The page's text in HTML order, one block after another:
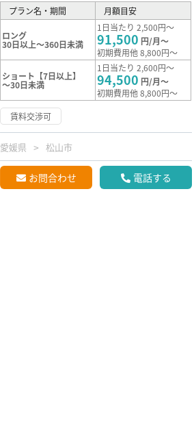
プラン名・期間 月額目安
ロング
30日以上～360日未満
1日当たり 2,500円～
91,500 円/月～
初期費用他 8,800円～
ショート【7日以上】
～30日未満
1日当たり 2,600円～
94,500 円/月～
初期費用他 8,800円～
賃料交渉可
愛媛県 松山市
お問合わせ 電話する